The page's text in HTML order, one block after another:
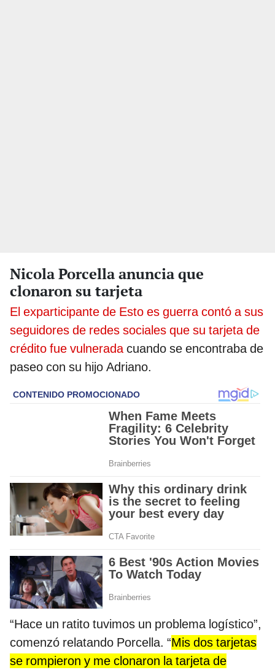
Nicola Porcella anuncia que
clonaron su tarjeta
El exparticipante de Esto es guerra contó a sus
seguidores de redes sociales que su tarjeta de
crédito fue vulneradacuando se encontraba de
paseo con su hijo Adriano.
“Hace un ratito tuvimos un problema logístico”,
comenzó relatando Porcella. “Mis dos tarjetas
se rompieron y me clonaron la tarjeta de